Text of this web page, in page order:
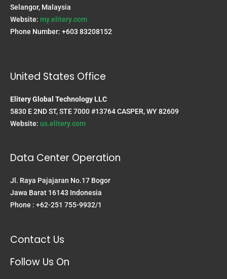
Selangor, Malaysia
Website: my.elitery.com
Phone Number: +603 83208152
United States Office
Elitery Global Technology LLC
5830 E 2ND ST, STE 7000 #13764 CASPER, WY 82609
Website: us.elitery.com
Data Center Operation
Jl. Raya Pajajaran No.17 Bogor
Jawa Barat 16143 Indonesia
Phone : +62-251 755-9932/1
Contact Us
Follow Us On